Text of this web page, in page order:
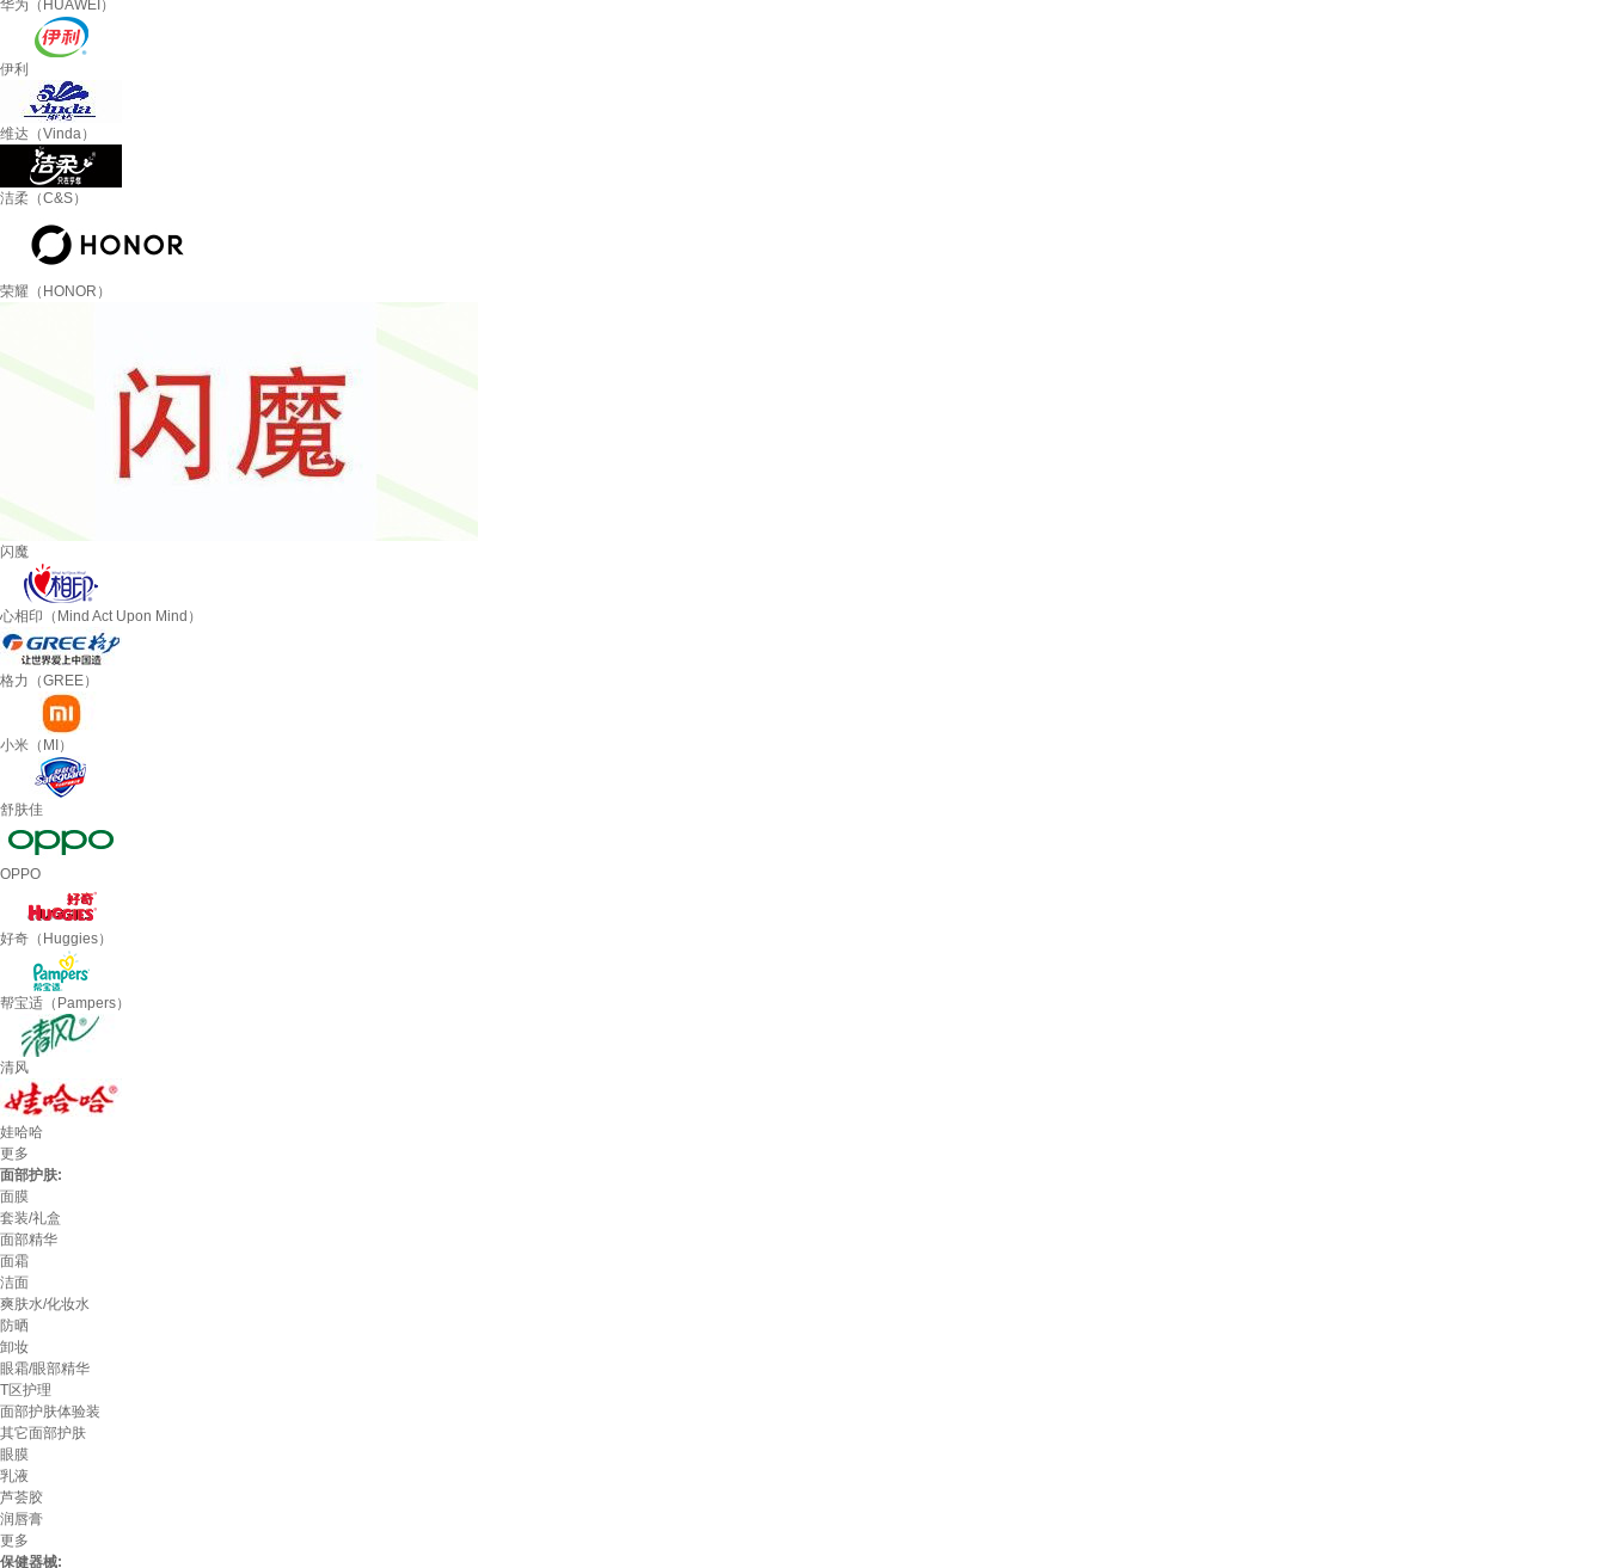
华为（HUAWEI）
伊利
维达（Vinda）
洁柔（C&S）
荣耀（HONOR）
闪魔
心相印（Mind Act Upon Mind）
格力（GREE）
小米（MI）
舒肤佳
OPPO
好奇（Huggies）
帮宝适（Pampers）
清风
娃哈哈
更多
面部护肤:
面膜
套装/礼盒
面部精华
面霜
洁面
爽肤水/化妆水
防晒
卸妆
眼霜/眼部精华
T区护理
面部护肤体验装
其它面部护肤
眼膜
乳液
芦荟胶
润唇膏
更多
保健器械: